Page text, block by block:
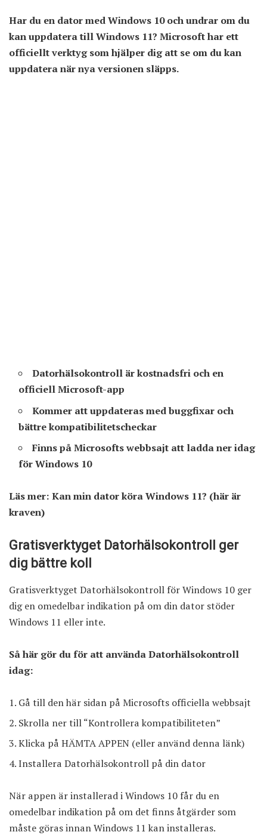
Har du en dator med Windows 10 och undrar om du
kan uppdatera till Windows 11? Microsoft har ett
officiellt verktyg som hjälper dig att se om du kan
uppdatera när nya versionen släpps.
Datorhälsokontroll är kostnadsfri och en
officiell Microsoft-app
Kommer att uppdateras med buggfixar och
bättre kompatibilitetscheckar
Finns på Microsofts webbsajt att ladda ner idag
för Windows 10
Läs mer: Kan min dator köra Windows 11? (här är
kraven)
Gratisverktyget Datorhälsokontroll ger
dig bättre koll
Gratisverktyget Datorhälsokontroll för Windows 10 ger
dig en omedelbar indikation på om din dator stöder
Windows 11 eller inte.
Så här gör du för att använda Datorhälsokontroll
idag:
Gå till den här sidan på Microsofts officiella webbsajt
Skrolla ner till “Kontrollera kompatibiliteten”
Klicka på HÄMTA APPEN (eller använd denna länk)
Installera Datorhälsokontroll på din dator
När appen är installerad i Windows 10 får du en
omedelbar indikation på om det finns åtgärder som
måste göras innan Windows 11 kan installeras.